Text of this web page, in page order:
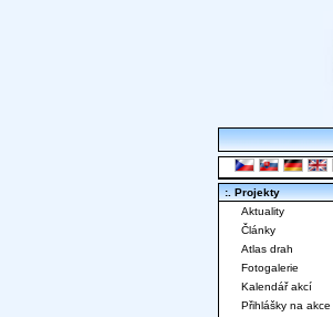
:. Projekty
Aktuality
Články
Atlas drah
Fotogalerie
Kalendář akcí
Přihlášky na akce